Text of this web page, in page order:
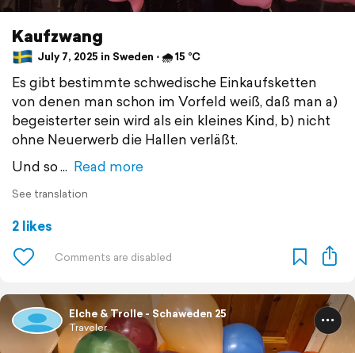
Kaufzwang
July 7, 2025 in Sweden ⋅ 🌧 15 °C
Es gibt bestimmte schwedische Einkaufsketten
von denen man schon im Vorfeld weiß, daß man a)
begeisterter sein wird als ein kleines Kind, b) nicht
ohne Neuerwerb die Hallen verläßt.
Und so
Read more
See translation
2 likes
Elche & Trolle - Schaweden 25
Traveler